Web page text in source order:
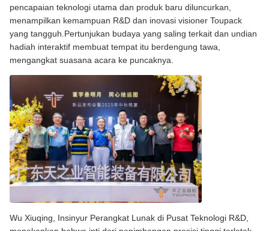
pencapaian teknologi utama dan produk baru diluncurkan,
menampilkan kemampuan R&D dan inovasi visioner Toupack
yang tangguh.Pertunjukan budaya yang saling terkait dan undian
hadiah interaktif membuat tempat itu berdengung tawa,
mengangkat suasana acara ke puncaknya.
Wu Xiuqing, Insinyur Perangkat Lunak di Pusat Teknologi R&D,